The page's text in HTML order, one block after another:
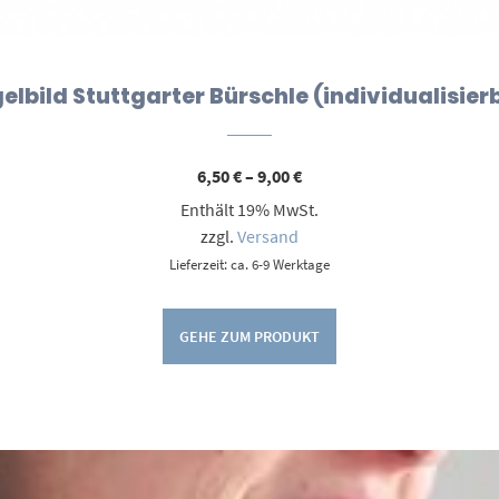
Stuttgarter Bürschle
6,50€– 9,00€Preisspanne:
bis
Enthält 19% MwSt.
zzgl. Versand
Lieferzeit: ca. 6-9 Werktage
GEHE ZUM PRODUKT